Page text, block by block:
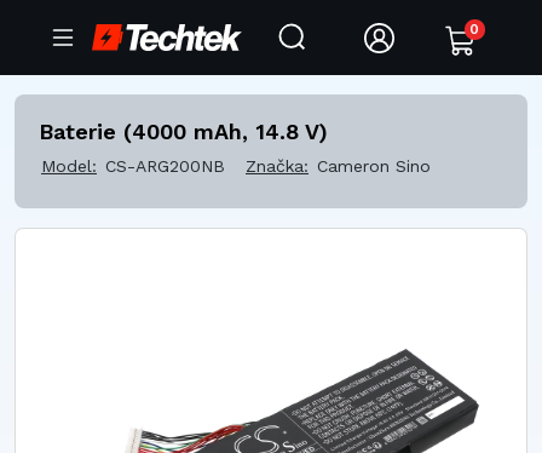
0
Baterie (4000 mAh, 14.8 V)
Model: CS-ARG200NB Značka: Cameron Sino